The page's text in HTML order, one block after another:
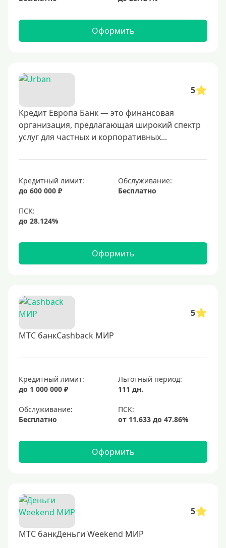
Оформить
5
Кредит Европа Банк — это финансовая
организация, предлагающая широкий спектр
услуг для частных и корпоративных...
Кредитный лимит:
до 600 000 ₽
Обслуживание:
Бесплатно
Оформить
5
МТС банкCashback МИР
Кредитный лимит:
до 1 000 000 ₽
Льготный период:
111 дн.
Обслуживание:
Бесплатно
Оформить
5
МТС банкДеньги Weekend МИР